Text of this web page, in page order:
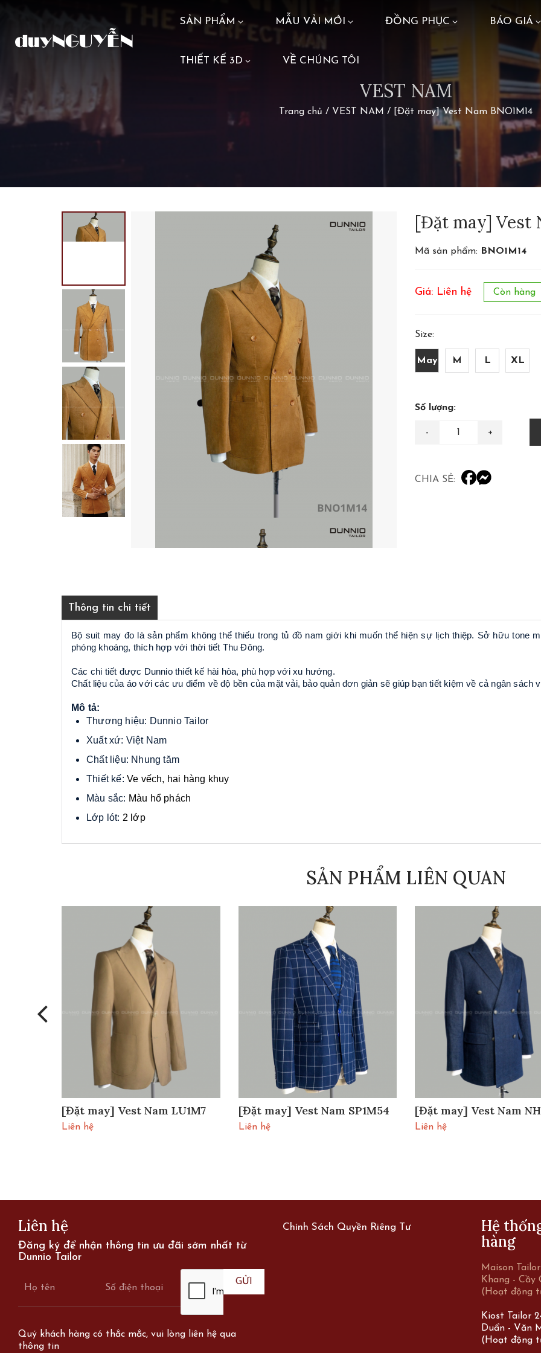
SẢN PHẨM MẪU VẢI MỚI ĐỒNG PHỤC BÁO GIÁ
THIẾT KẾ 3D VỀ CHÚNG TÔI
VEST NAM
Trang chủ / VEST NAM / [Đặt may] Vest Nam BNO1M14
[Đặt may] Vest
Mã sản phẩm: BNO1M14
Giá: Liên hệ Còn hàng
Size:
May M L XL
Số lượng:
CHIA SẺ:
Thông tin chi tiết
Bộ suit may đo là sản phẩm không thể thiếu trong tủ đồ nam giới khi muốn thể hiện sự lịch thiệp. Sở hữu tone
phóng khoáng, thích hợp với thời tiết Thu Đông.
Các chi tiết được Dunnio thiết kế hài hòa, phù hợp với xu hướng.
Chất liệu của áo với các ưu điểm về độ bền của mặt vải, bảo quản đơn giản sẽ giúp bạn tiết kiệm về cả ngân sách
Mô tả:
Thương hiệu: Dunnio Tailor
Xuất xứ: Việt Nam
Chất liệu: Nhung tăm
Thiết kế: Ve vếch, hai hàng khuy
Màu sắc: Màu hổ phách
Lớp lót: 2 lớp
SẢN PHẨM LIÊN QUAN
[Đặt may] Vest Nam LU1M7
Liên hệ
[Đặt may] Vest Nam SP1M54
Liên hệ
[Đặt may] Vest Nam
Liên hệ
Liên hệ
Đăng ký để nhận thông tin ưu đãi sớm nhất từ
Dunnio Tailor
Quý khách hàng có thắc mắc, vui lòng liên hệ qua
thông tin
Chính Sách Quyền Riêng Tư
Hệ
hàng
Maison
Khang - Cầy
(Hoạt động
Kiost Tailor
Duẩn - Văn
(Hoạt động